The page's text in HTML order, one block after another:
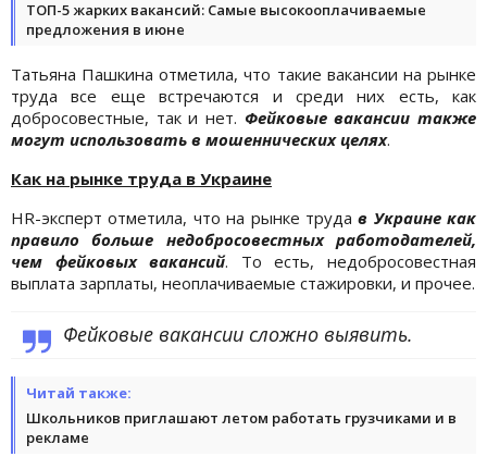
ТОП-5 жарких вакансий: Самые высокооплачиваемые
предложения в июне
Татьяна Пашкина отметила, что такие вакансии на рынке
труда все еще встречаются и среди них есть, как
добросовестные, так и нет. Фейковые вакансии также
могут использовать в мошеннических целях.
Как на рынке труда в Украине
HR-эксперт отметила, что на рынке трудав Украине как
правило больше недобросовестных работодателей,
чем фейковых вакансий. То есть, недобросовестная
выплата зарплаты, неоплачиваемые стажировки, и прочее.
Фейковые вакансии сложно выявить.
Читай также:
Школьников приглашают летом работать грузчиками и в
рекламе